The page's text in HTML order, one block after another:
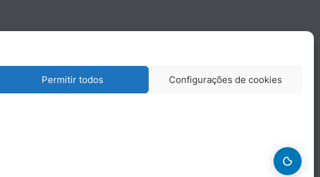
Permitir todos Configurações de cookies